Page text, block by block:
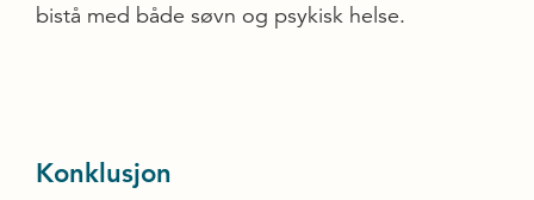
bistå med både søvn og psykisk helse.
Konklusjon